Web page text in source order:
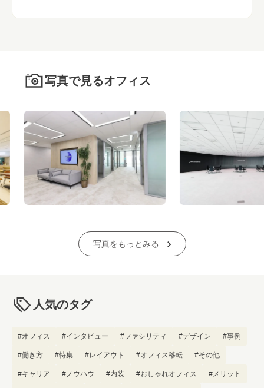
写真で見るオフィス
写真をもっとみる
人気のタグ
#オフィス #インタビュー #ファシリティ #デザイン #事例
#働き方 #特集 #レイアウト #オフィス移転 #その他
#キャリア #ノウハウ #内装 #おしゃれオフィス #メリット